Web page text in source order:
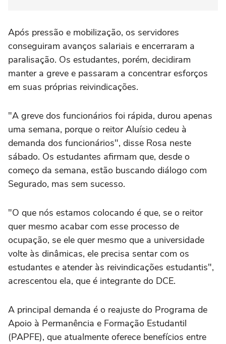
Após pressão e mobilização, os servidores
conseguiram avanços salariais e encerraram a
paralisação. Os estudantes, porém, decidiram
manter a greve e passaram a concentrar esforços
em suas próprias reivindicações.
"A greve dos funcionários foi rápida, durou apenas
uma semana, porque o reitor Aluísio cedeu à
demanda dos funcionários", disse Rosa neste
sábado. Os estudantes afirmam que, desde o
começo da semana, estão buscando diálogo com
Segurado, mas sem sucesso.
"O que nós estamos colocando é que, se o reitor
quer mesmo acabar com esse processo de
ocupação, se ele quer mesmo que a universidade
volte às dinâmicas, ele precisa sentar com os
estudantes e atender às reivindicações estudantis",
acrescentou ela, que é integrante do DCE.
A principal demanda é o reajuste do Programa de
Apoio à Permanência e Formação Estudantil
(PAPFE), que atualmente oferece benefícios entre